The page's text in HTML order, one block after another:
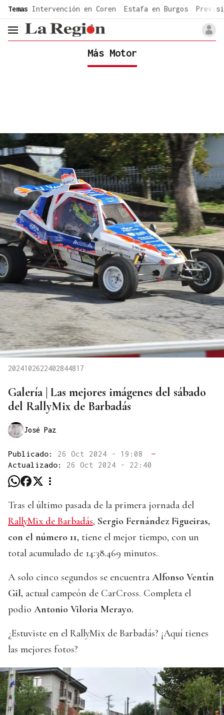
common.go-to-content
Temas Intervención en Coren Estafa en Burgos
header.menu.open
Más Motor
2024102622402844817
Galería | Las mejores imágenes del sábado
del RallyMix de Barbadás
José Paz
Publicado: 26 Oct 2024 - 19:08
—
Actualizado: 26 Oct 2024 - 22:40
Tras el último pasada de la primera jornada del
RallyMix de Barbadás, Sergio Fernández Figueiras,
con el número 11, tiene el mejor tiempo, con un
total acumulado de 14:38.469 minutos.
A solo cinco segundos se encuentra Alfonso Ventín
Gil, actual campeón de CarCross. Completa el
podio Antonio Viloria Merayo.
¿Estuviste en el RallyMix de Barbadás? ¡Aquí tienes
las mejores fotos?